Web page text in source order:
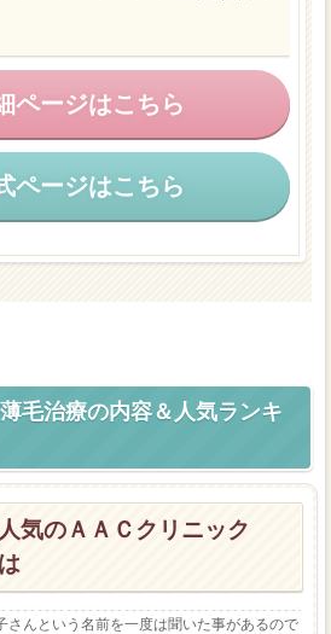
ページはこちら
ページはこちら
毛治療の内容＆人気ランキ
気のＡＡＣクリニック
さんという名前を一度は聞いた事があるので